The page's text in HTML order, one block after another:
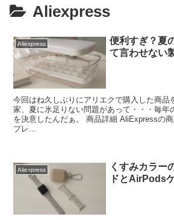
Aliexpress
Aliexpress
便利すぎ？夏
て言わせない
今回はね久しぶりにアリエクで購入した商品
家、夏に氷足りない問題があって・・・毎年
を決意したんだぁ。 商品詳細 AliExpressの
プレ...
Aliexpress
くすみカラー
ドとAirPods